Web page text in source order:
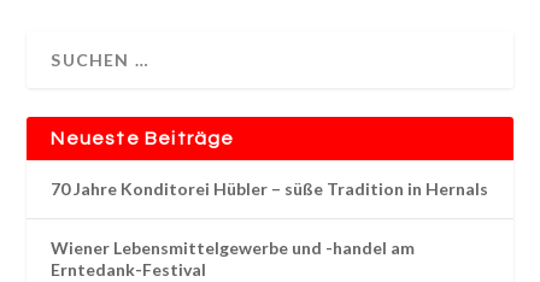
Neueste Beiträge
70 Jahre Konditorei Hübler – süße Tradition in Hernals
Wiener Lebensmittelgewerbe und -handel am
Erntedank-Festival